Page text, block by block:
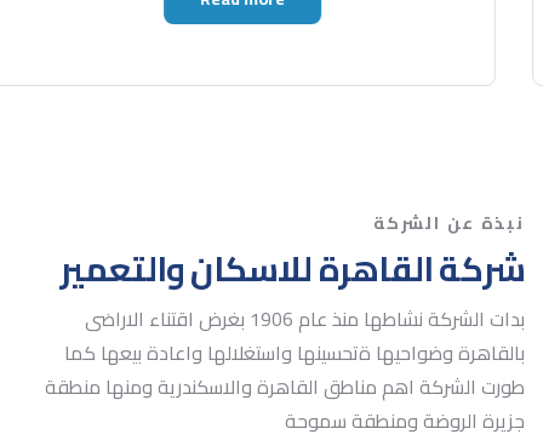
نبذة عن الشركة
شركة القاهرة للاسكان والتعمير
بدات الشركة نشاطها منذ عام 1906 بغرض اقتناء الاراضى
بالقاهرة وضواحيها ةتحسينها واستغلالها واعادة بيعها كما
طورت الشركة اهم مناطق القاهرة والاسكندرية ومنها منطقة
جزيرة الروضة ومنطقة سموحة